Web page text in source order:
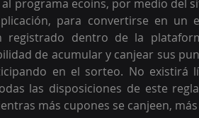
programa ecoins, por medio del
para convertirse en un
registrado dentro de la
de acumular y canjear sus
en el sorteo. No existirá
las disposiciones de este
más cupones se canjeen,